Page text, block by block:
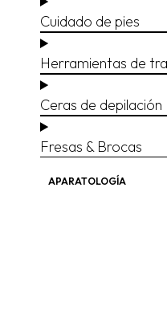
Cuidado de pies
Herramientas de
Ceras de depilación
Fresas & Brocas
APARATOLOGÍA